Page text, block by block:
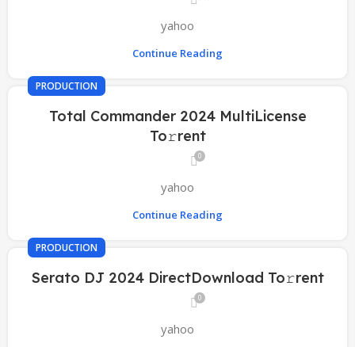
yahoo
Continue Reading
PRODUCTION
Total Commander 2024 MultiLicense
To𝚛rent
0
yahoo
Continue Reading
PRODUCTION
Serato DJ 2024 DirectDownload To𝚛rent
0
yahoo